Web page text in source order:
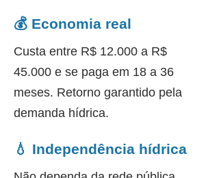
💰 Economia real
Custa entre R$ 12.000 a R$
45.000 e se paga em 18 a 36
meses. Retorno garantido pela
demanda hídrica.
💧 Independência hídrica